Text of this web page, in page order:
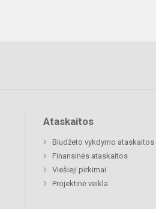
Ataskaitos
Biudžeto vykdymo ataskaitos
Finansinės ataskaitos
Viešieji pirkimai
Projektinė veikla